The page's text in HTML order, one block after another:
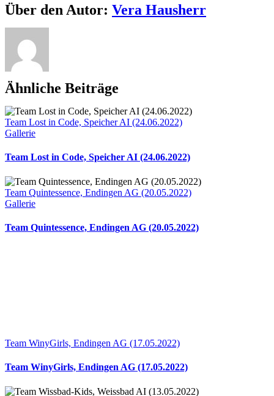
Facebook
X
Reddit
LinkedIn
WhatsApp
Telegram
Tumblr
Pinterest
Vk
Xing
E-
Mail
Über den Autor: Vera Hausherr
Ähnliche Beiträge
Team Lost in Code, Speicher AI (24.06.2022)
Gallerie
Team Lost in Code, Speicher AI (24.06.2022)
Team Quintessence, Endingen AG (20.05.2022)
Gallerie
Team Quintessence, Endingen AG (20.05.2022)
Team WinyGirls, Endingen AG (17.05.2022)
Team WinyGirls, Endingen AG (17.05.2022)